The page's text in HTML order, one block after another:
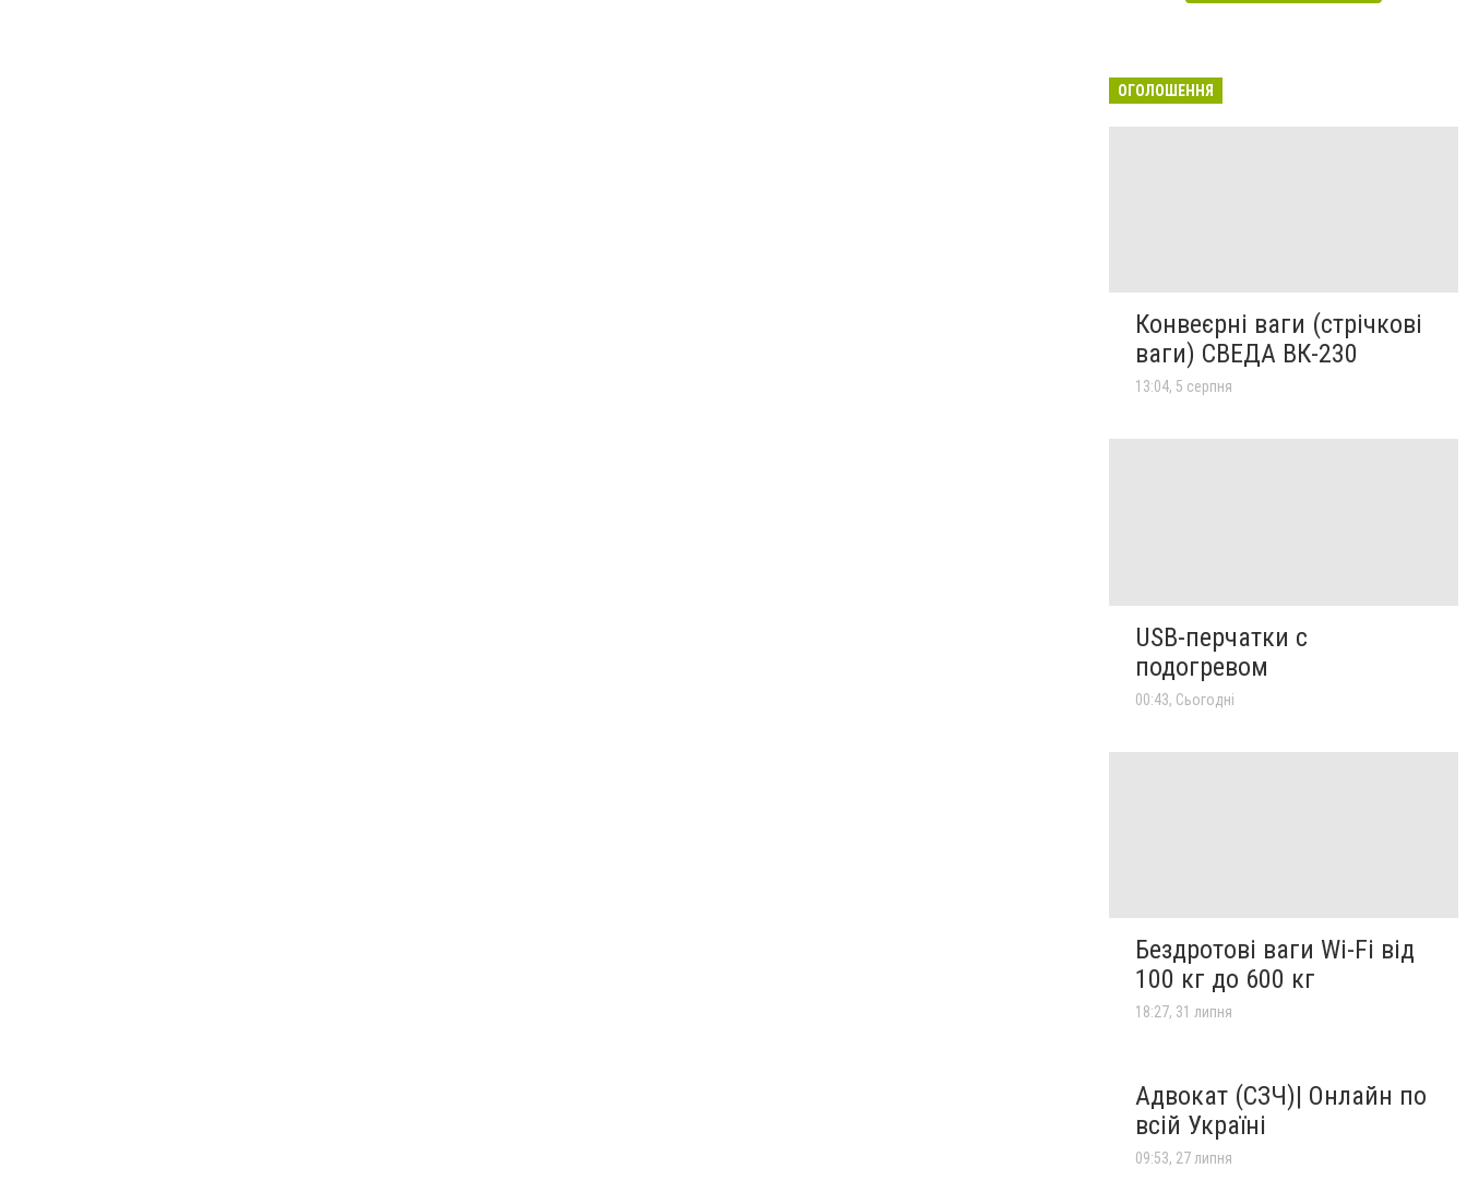
ОГОЛОШЕННЯ
Конвеєрні ваги (стрічкові
ваги) СВЕДА ВК-230
13:04, 5 серпня
USB-перчатки с
подогревом
00:43, Сьогодні
Бездротові ваги Wi-Fi від
100 кг до 600 кг
18:27, 31 липня
Адвокат (СЗЧ)| Онлайн по
всій Україні
09:53, 27 липня